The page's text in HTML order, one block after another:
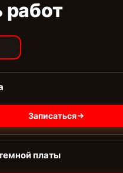
работ
Записаться
платы